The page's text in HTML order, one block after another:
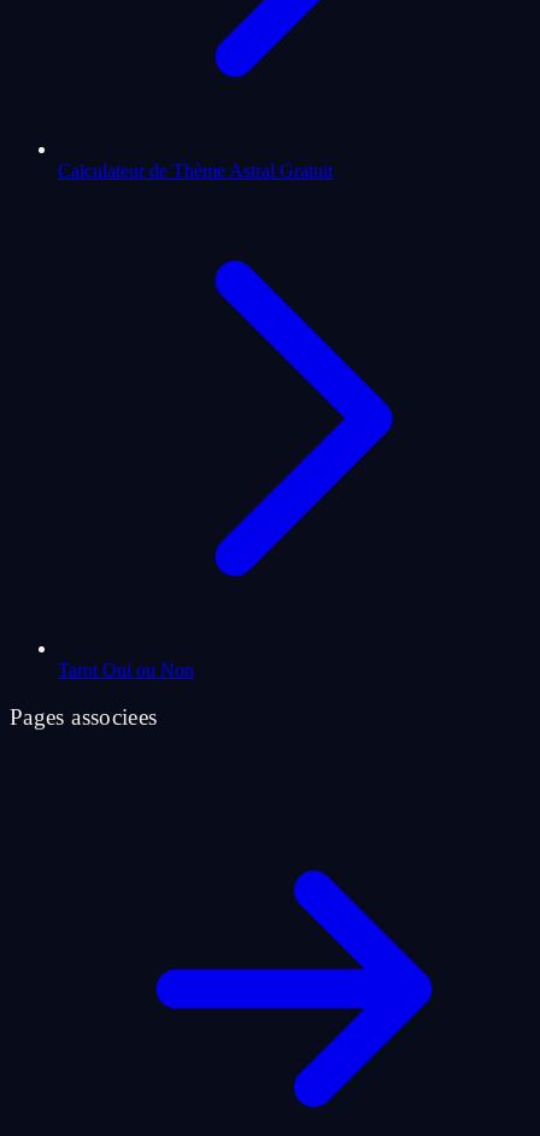
Calculateur de Thème Astral Gratuit
Tarot Oui ou Non
Pages associees